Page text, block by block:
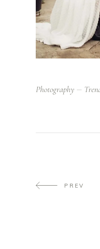
Photography
PREV